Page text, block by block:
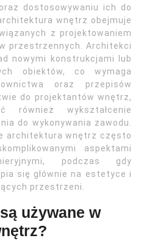
dostosowywaniu ich do
wnętrz obejmuje
z projektowaniem
przestrzennych. Architekci
nowymi konstrukcjami lub
obiektów, co wymaga
oraz przepisów
do projektantów wnętrz,
również wykształcenie
do wykonywania zawodu.
architektura wnętrz często
aspektami
podczas gdy
się głównie na estetyce i
przestrzeni.
używane w